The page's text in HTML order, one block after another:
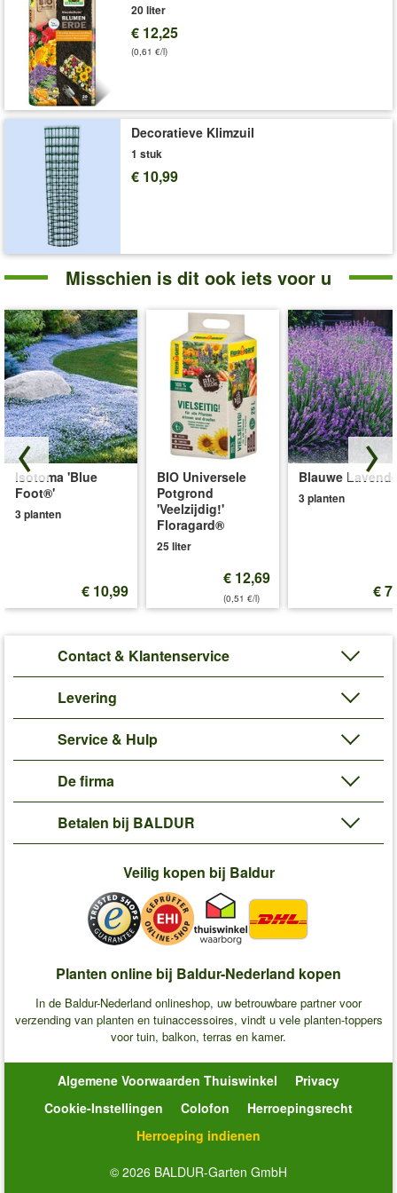
20 liter
€ 12,25
(0,61 €/l)
Decoratieve Klimzuil
1 stuk
€ 10,99
Misschien is dit ook iets voor u
Isotoma 'Blue
Foot®'
3 planten
€ 10,99
BIO Universele
Potgrond
'Veelzijdig!'
Floragard®
25 liter
€ 12,69
(0,51 €/l)
Blauwe
3 planten
€
Contact & Klantenservice
Levering
Service & Hulp
De firma
Betalen bij BALDUR
Veilig kopen bij Baldur
Planten online bij Baldur-Nederland kopen
In de Baldur-Nederland onlineshop, uw betrouwbare partner voor
verzending van planten en tuinaccessoires, vindt u vele planten-toppers
voor tuin, balkon, terras en kamer.
Algemene Voorwaarden Thuiswinkel
Privacy
Cookie-Instellingen
Colofon
Herroepingsrecht
Herroeping indienen
© 2026 BALDUR-Garten GmbH